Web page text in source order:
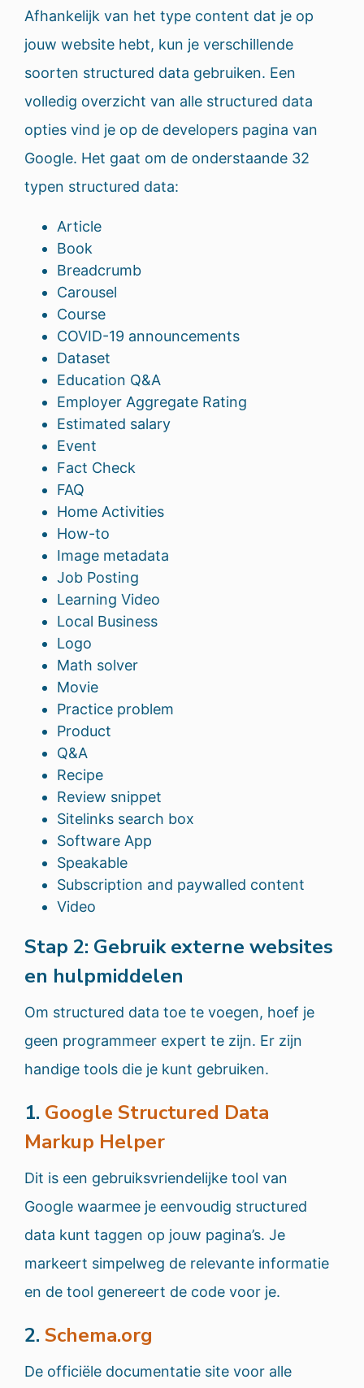
Afhankelijk van het type content dat je op
jouw website hebt, kun je verschillende
soorten structured data gebruiken. Een
volledig overzicht van alle structured data
opties vind je op de developers pagina van
Google. Het gaat om de onderstaande 32
typen structured data:
Article
Book
Breadcrumb
Carousel
Course
COVID-19 announcements
Dataset
Education Q&A
Employer Aggregate Rating
Estimated salary
Event
Fact Check
FAQ
Home Activities
How-to
Image metadata
Job Posting
Learning Video
Local Business
Logo
Math solver
Movie
Practice problem
Product
Q&A
Recipe
Review snippet
Sitelinks search box
Software App
Speakable
Subscription and paywalled content
Video
Stap 2: Gebruik externe websites
en hulpmiddelen
Om structured data toe te voegen, hoef je
geen programmeer expert te zijn. Er zijn
handige tools die je kunt gebruiken.
1. Google Structured Data
Markup Helper
Dit is een gebruiksvriendelijke tool van
Google waarmee je eenvoudig structured
data kunt taggen op jouw pagina’s. Je
markeert simpelweg de relevante informatie
en de tool genereert de code voor je.
2. Schema.org
De officiële documentatie site voor alle